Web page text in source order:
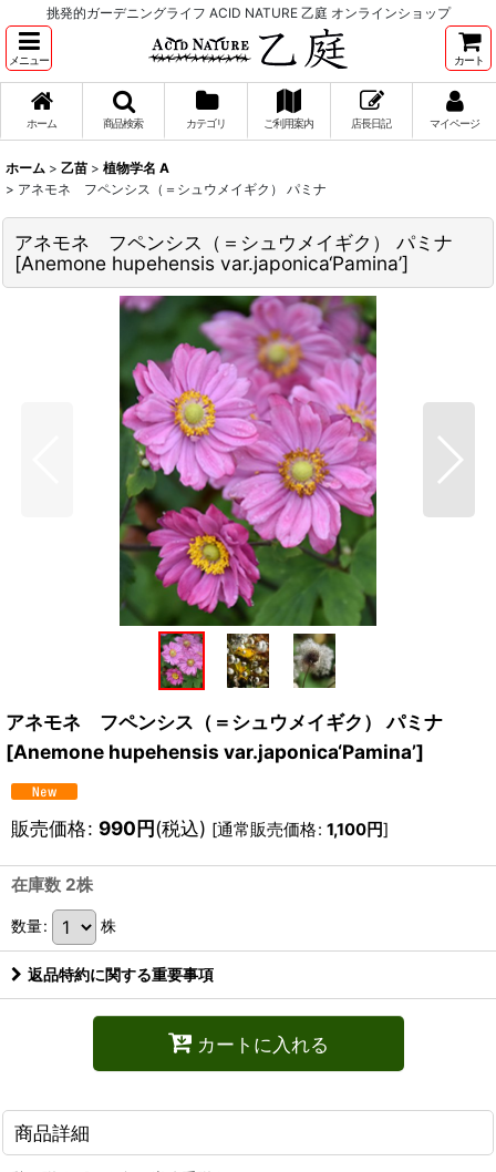
挑発的ガーデニングライフ ACID NATURE 乙庭 オンラインショップ
メニュー カート
ホーム 商品検索 カテゴリ ご利用案内 店長日記 マイページ
ホーム > 乙苗 > 植物学名 A
> アネモネ フペンシス（＝シュウメイギク） パミナ
アネモネ フペンシス（＝シュウメイギク） パミナ
[Anemone hupehensis var.japonica‘Pamina’]
アネモネ フペンシス（＝シュウメイギク） パミナ
[Anemone hupehensis var.japonica‘Pamina’]
販売価格: 990円(税込) [通常販売価格: 1,100円]
在庫数 2株
数量: 株
返品特約に関する重要事項
カートに入れる
商品詳細